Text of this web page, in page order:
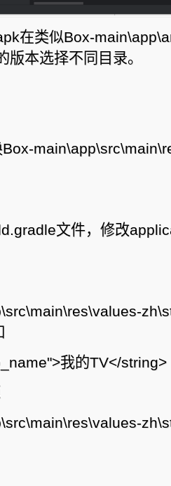
在类似Box-
版本选择不同目录。
文件，修改
我的TV</string>